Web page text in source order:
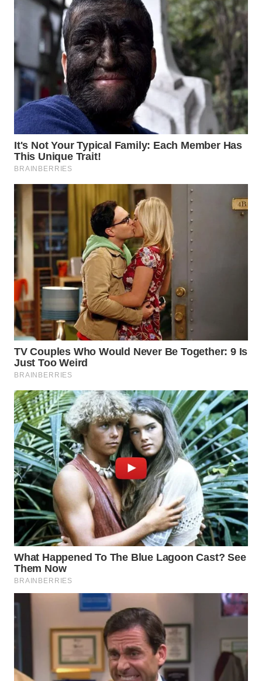
SUMEDANG
WN
CIANJUR
WN
KEPULAUAN
SERIBU
WN
TANGERANG
WN
WN
CIREBON
WN
INDRAMAYU
WN
KUNINGAN
WN
MAJALENGKA
WN
SUBANG
WN
SUKABUMI
WN
PURWAKARTA
WN
PRIANGAN
TIMUR
WN